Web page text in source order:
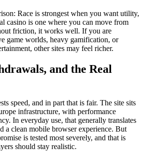
Race is strongest when you want utility,
casino is one where you can move from
friction, it works well. If you are
game worlds, heavy gamification, or
other sites may feel richer.
and the Real
speed, and in part that is fair. The site sits
infrastructure, with performance
In everyday use, that generally translates
a clean mobile browser experience. But
is tested most severely, and that is
should stay realistic.